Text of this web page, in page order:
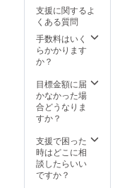
ジナル
券をお
渡しし
ます。
の換金
はでき
ませ
ん。
また、
オリジ
ナル券
の転売
シャツ
・サイ
ズ展
開：
SS,S,M,
・カ
ラー展
開：紺
上柳祭
ナル
トート
バッグ
・商品
支援に関するよ
くある質問
手数料はいく
らかかります
か？
目標金額に届
かなかった場
合どうなりま
すか？
支援で困った
時はどこに相
談したらいい
ですか？